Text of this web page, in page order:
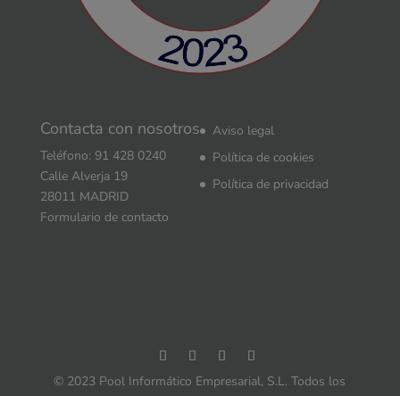
Contacta con nosotros
Teléfono: 91 428 0240
Calle Alverja 19
28011 MADRID
Formulario de contacto
Aviso legal
Política de cookies
Política de privacidad
© 2023 Pool Informático Empresarial, S.L. Todos los